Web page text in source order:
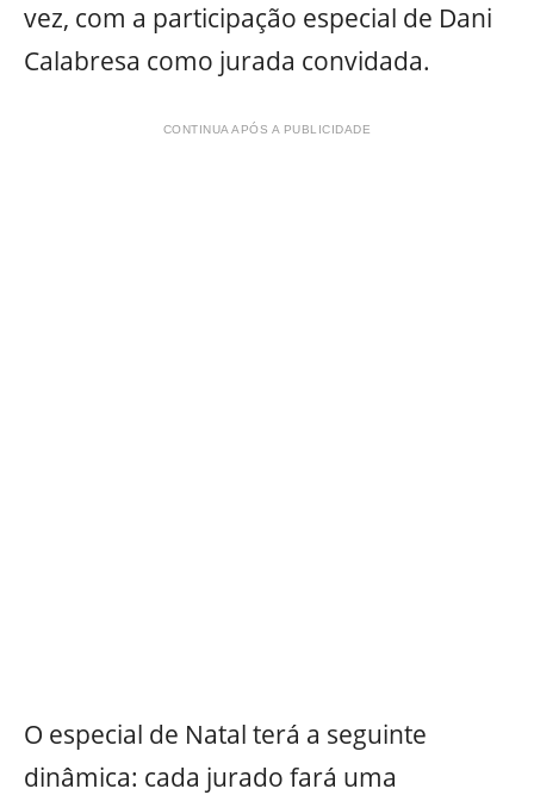
vez, com a participação especial de Dani
Calabresa como jurada convidada.
CONTINUA APÓS A PUBLICIDADE
O especial de Natal terá a seguinte
dinâmica: cada jurado fará uma